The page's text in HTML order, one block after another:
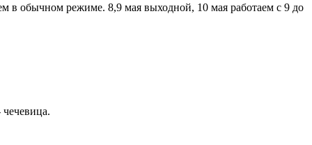
в обычном режиме. 8,9 мая выходной, 10 мая работаем с 9 до